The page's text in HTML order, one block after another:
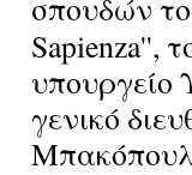
σπουδών
Sapienza'',
υπουργείο
γενικό